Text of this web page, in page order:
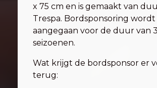
x 75 cm en is gemaakt van
Trespa. Bordsponsoring wordt
aangegaan voor de duur van 3
seizoenen.
Wat krijgt de bordsponsor er
terug: